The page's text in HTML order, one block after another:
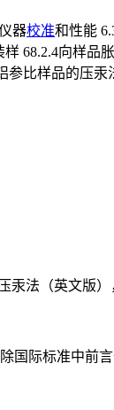
器校准和性能
68.2.4向样
参比样品的压汞
汞法（英文版）
国际标准中前